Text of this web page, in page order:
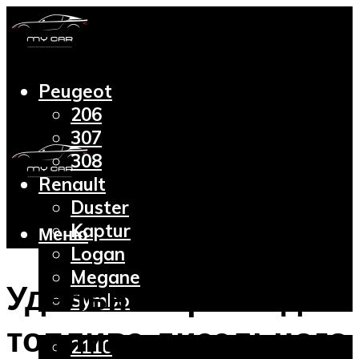
Peugeot
206
307
308
Renault
Duster
Kaptur
Logan
Megane
Symbol
Lada
2110
Меню
Удельный расход
топлива дизельного